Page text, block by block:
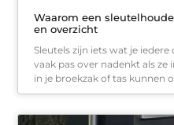
Waarom een
en overzicht
Sleutels zijn iets wat je
vaak pas over nadenkt als ze
in je broekzak of tas kunnen